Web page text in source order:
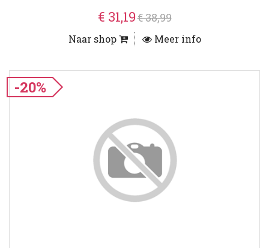
€ 31,19€ 38,99
Naar shop Meer info
-20%